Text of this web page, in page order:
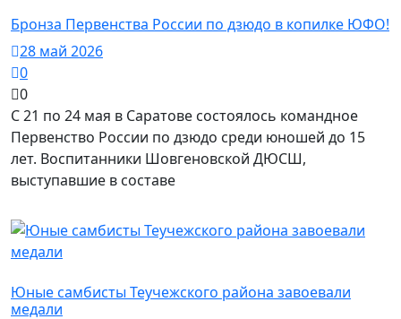
Бронза Первенства России по дзюдо в копилке ЮФО!
28 май 2026
0
0
С 21 по 24 мая в Саратове состоялось командное
Первенство России по дзюдо среди юношей до 15
лет. Воспитанники Шовгеновской ДЮСШ,
выступавшие в составе
Юные самбисты Теучежского района завоевали
медали